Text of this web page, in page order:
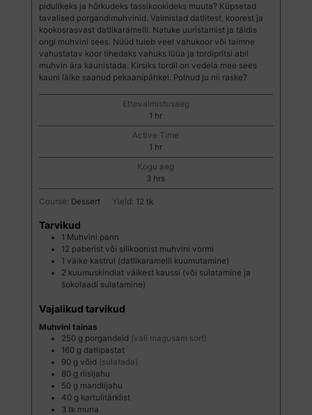
pidulikeks ja hõrkudeks tassikookideks muuta? Küpsetad
tavalised porgandimuhvinid. Valmistad datlitest, koorest ja
kookosrasvast datlikaramelli. Natuke uuristamist ja täidis
ongi muhvini sees. Nüüd tuleb veel vahukoor või taimne
vahustatav koor tihedaks vahuks lüüa ja tordipritsi abil
muhvin ära kaunistada. Kirsiks tordil on vedela mee sees
kauni läike saanud pekaanipähkel. Polnud ju nii raske?
Ettevalmistusaeg
1 hour
hr
Active Time
1 hour
hr
Kogu aeg
3hours
hrs
Course: Dessert Yield: 12 tk
Tarvikud
1 Muhvini pann
12 paberist või silikoonist muhvini vormi
1 väike kastrul (datlikaramelli kuumutamine)
2 kuumuskindlat väikest kaussi (või sulatamine ja
šokolaadi sulatamine)
Vajalikud tarvikud
Muhvini tainas
250 g porgandeid (vali magusam sort)
160 g datlipastat
90 g võid (sulatada)
80 g riisijahu
50 g mandlijahu
40 g kartulitärklist
3 tk muna